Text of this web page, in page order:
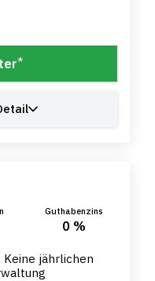
*
Guthabenzins
0 %
jährlichen